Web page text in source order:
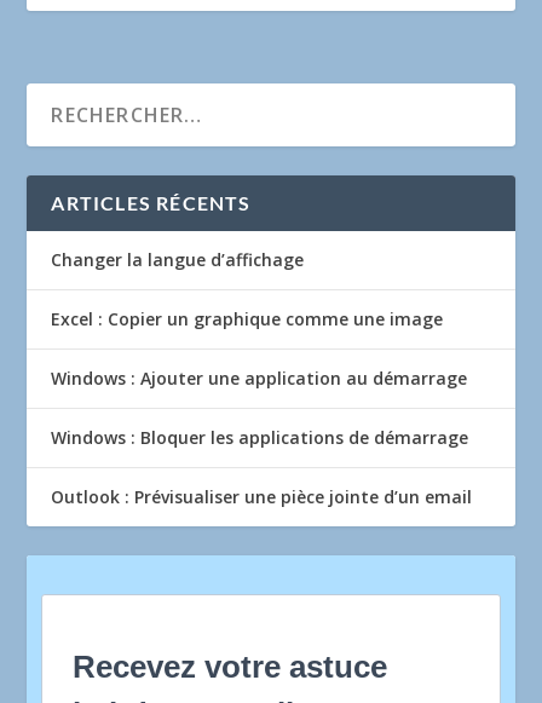
ARTICLES RÉCENTS
Changer la langue d’affichage
Excel : Copier un graphique comme une image
Windows : Ajouter une application au démarrage
Windows : Bloquer les applications de démarrage
Outlook : Prévisualiser une pièce jointe d’un email
Recevez votre astuce